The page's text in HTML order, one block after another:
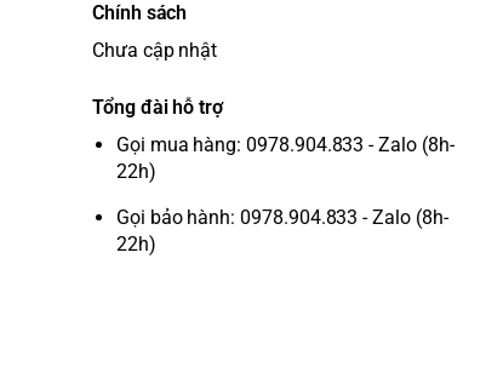
Chính sách
Chưa cập nhật
Tổng đài hỗ trợ
Gọi mua hàng: 0978.904.833 - Zalo (8h-
22h)
Gọi bảo hành: 0978.904.833 - Zalo (8h-
22h)